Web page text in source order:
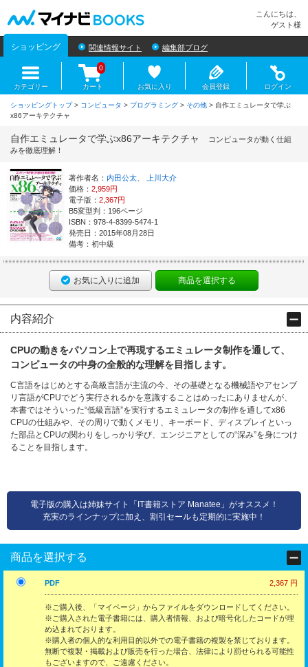
こんにちは、
ゲスト様
ショッピング 関連情報サイト 編集部ブログ
カテゴリー カート
0
お気に入り 会員登録 ログイン
ショッピングトップ> コンピュータ > プログラミング > その他 > 自作エミュレータで学ぶ
x86アーキテクチャ
自作エミュレータで学ぶx86アーキテクチャ
コンピュータが動く仕組
みを徹底理解！
著作者名： 内田公太
上川大介
価格： 2,959円
電子版： 2,367円
B5変型判：196ページ
ISBN：978-4-8399-5474-1
発売日：2015年08月28日
備考：初中級
お気に入りに追加 商品を選択する
内容紹介
CPUの動きをパソコン上で再現するエミュレータ制作を通して、
コンピュータの中身の全般的な理解を目指します。
C言語をはじめとする高級言語が主流の今、その基礎となる機械語やアセンブ
リ言語がCPUでどう実行されるかを意識することはめったにありませんが、
本書ではそういった“低級言語”を実行するエミュレータの制作を通してx86
CPUの仕組みや、その周りで動くメモリ、キーボード、ディスプレイといっ
た部品とCPUの関わりをしっかり学び、エンジニアとしての“深み”を身につけ
ることを目指します。
電子版の購入は姉妹サイト「IT書籍ストア Manatee」がオススメ！
充実のラインナップに加え、割引セールも定期的に実施中！
商品を選択する
PDF 2,367 円
※ご購入後、「マイページ」からファイルをダウンロードしてください。
※ご購入された電子書籍には、購入者情報、および暗号化したコードが埋
め込まれております。
※購入者の個人的な利用目的以外での電子書籍の複製を禁じております。
無断で複製・掲載および販売を行った場合、法律により罰せられる可能性
もございますので、ご遠慮ください。